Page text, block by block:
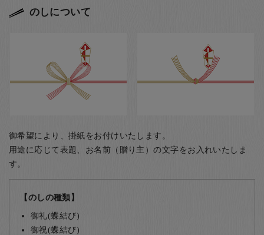
のしについて
御希望により、掛紙をお付けいたします。
用途に応じて表題、お名前（贈り主）の文字をお入れいたしま
す。
【のしの種類】
御礼(蝶結び)
御祝(蝶結び)